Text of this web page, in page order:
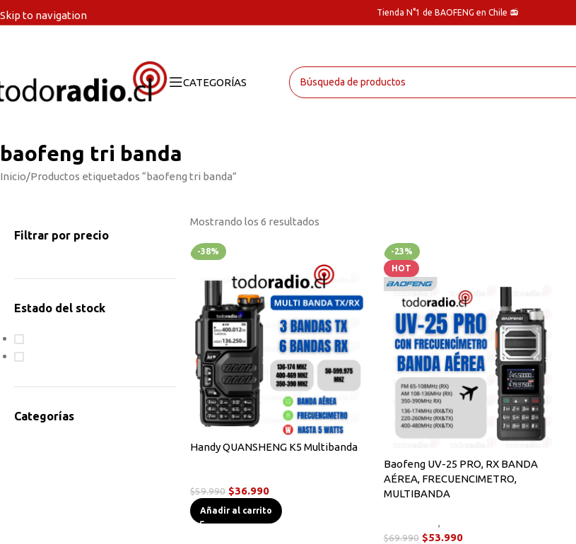
Skip to navigation
Tienda N°1 de BAOFENG en Chile 📻
CATEGORÍAS
baofeng tri banda
Inicio Productos etiquetados “baofeng tri banda”
Filtrar por precio
Estado del stock
Categorías
Mostrando los 6 resultados
-38%
Handy QUANSHENG K5 Multibanda
$59.990 $36.990
Añadir al carrito
-23%
HOT
Baofeng UV-25 PRO, RX BANDA
AÉREA, FRECUENCIMETRO,
MULTIBANDA
,
$69.990 $53.990